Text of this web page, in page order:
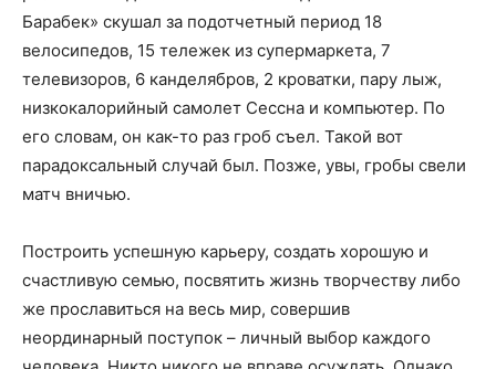
Барабек» скушал за подотчетный период 18
велосипедов, 15 тележек из супермаркета, 7
телевизоров, 6 канделябров, 2 кроватки, пару лыж,
низкокалорийный самолет Сессна и компьютер. По
его словам, он как-то раз гроб съел. Такой вот
парадоксальный случай был. Позже, увы, гробы свели
матч вничью.
Построить успешную карьеру, создать хорошую и
счастливую семью, посвятить жизнь творчеству либо
же прославиться на весь мир, совершив
неординарный поступок – личный выбор каждого